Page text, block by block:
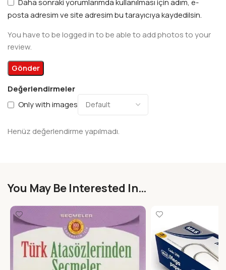
Değerlendirmeler
Only with images
Henüz değerlendirme yapılmadı.
Daha sonraki yorumlarımda kullanılması için adım, e-
posta adresim ve site adresim bu tarayıcıya kaydedilsin.
You have to be logged in to be able to add photos to your
review.
You May Be Interested In…